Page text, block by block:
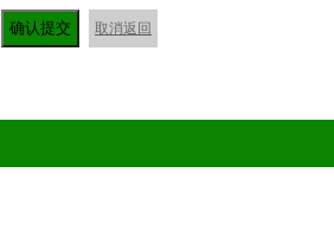
确认提交 取消返回